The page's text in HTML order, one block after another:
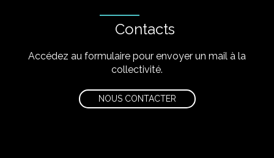
Contacts
Accédez au formulaire pour envoyer un mail à la
collectivité.
NOUS CONTACTER